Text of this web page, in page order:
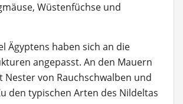
Wüstenfüchse und
Ägyptens haben sich an die
angepasst. An den Mauern
von Rauchschwalben und
den typischen Arten des Nildeltas